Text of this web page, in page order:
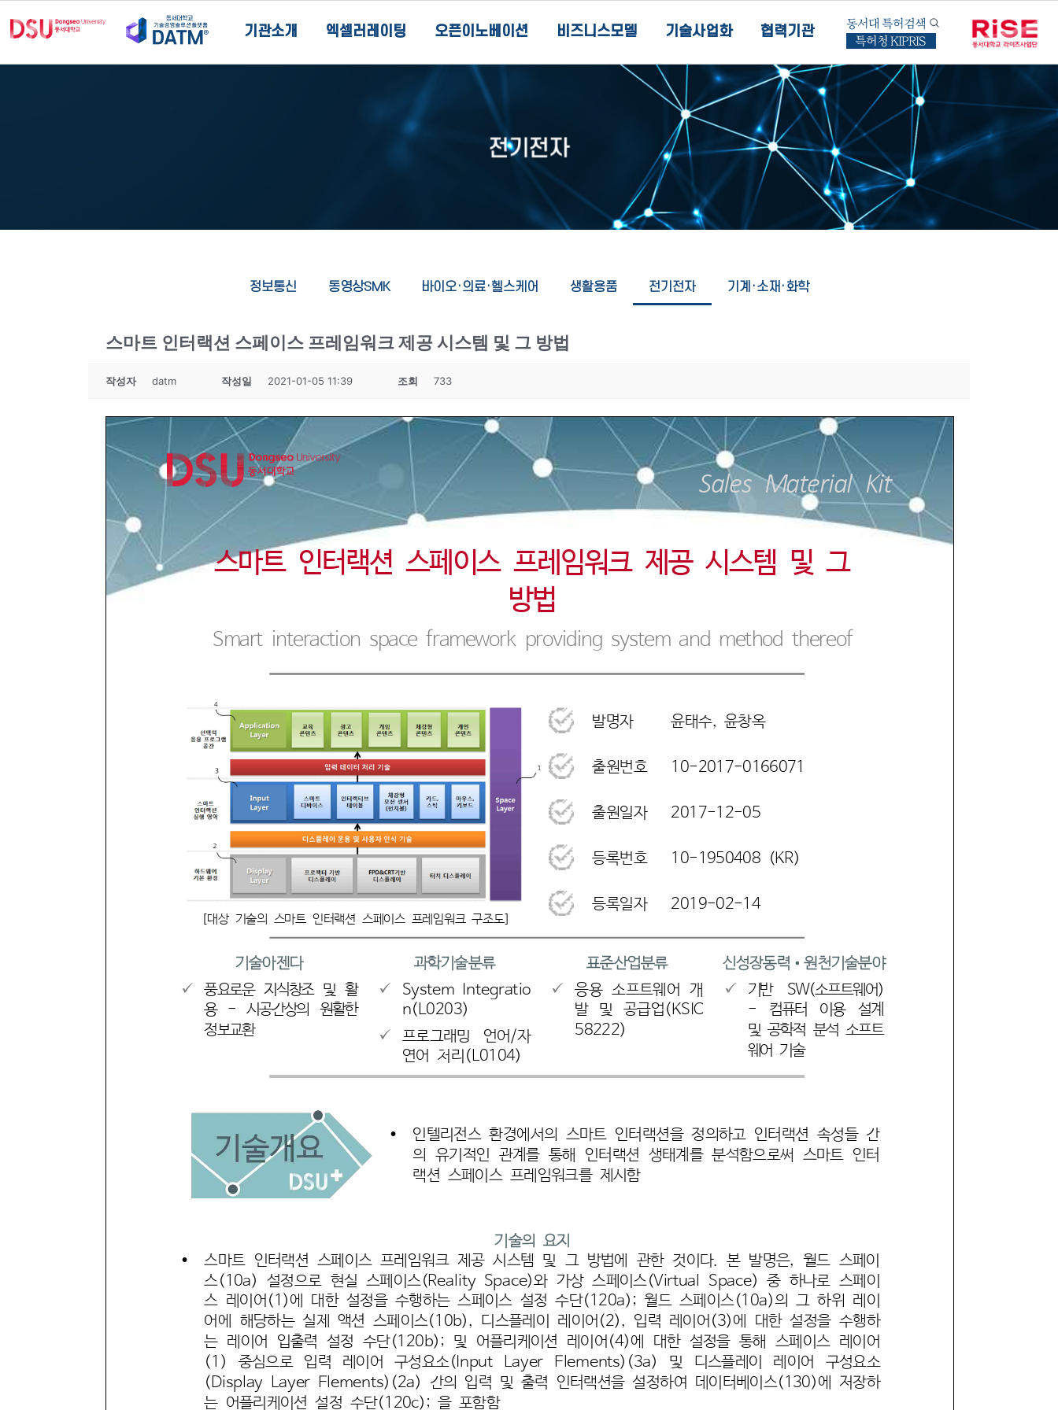
기관소개 엑셀러레이팅 오픈이노베이션 비즈니스모델 기술사업화 협력기관
동서대 특허검색
특허청 KIPRIS
정보통신 동영상SMK 바이오·의료·헬스케어 생활용품 전기전자 기계·소재·화학
스마트 인터랙션 스페이스 프레임워크 제공 시스템 및 그 방법
작성자 datm 작성일 2021-01-05 11:39 조회 733